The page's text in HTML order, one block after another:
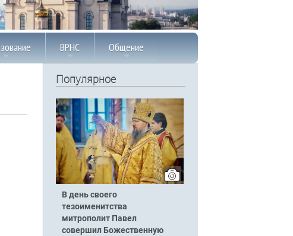
ВРНС Общение
Популярное
В день своего
тезоименитства
митрополит Павел
совершил Божественную